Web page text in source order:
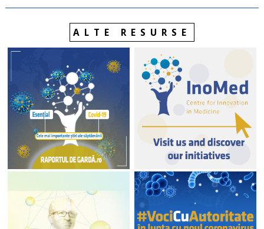
ALTE RESURSE